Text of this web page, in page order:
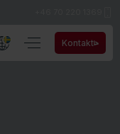
Kontakt